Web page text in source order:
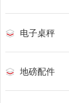
电子桌秤
地磅配件